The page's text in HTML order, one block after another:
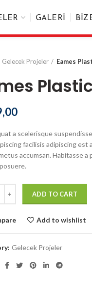
GALERI
Gelecek Projeler Eames
a scelerisque
facilisis adipiscing est
accumsan. Habitasse a
ADD TO CART
Add to wishlist
Gelecek Projeler